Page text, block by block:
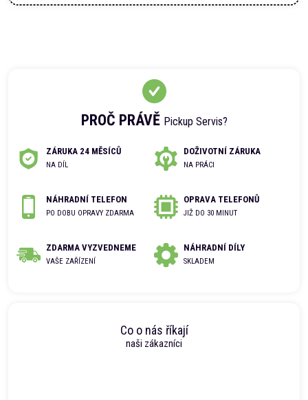
PROČ PRÁVĚ Pickup Servis?
ZÁRUKA 24 MĚSÍCŮ
NA DÍL
DOŽIVOTNÍ ZÁRUKA
NA PRÁCI
NÁHRADNÍ TELEFON
PO DOBU OPRAVY ZDARMA
OPRAVA TELEFONŮ
JIŽ DO 30 MINUT
ZDARMA VYZVEDNEME
VAŠE ZAŘÍZENÍ
NÁHRADNÍ DÍLY
SKLADEM
Co o nás říkají
naši zákazníci